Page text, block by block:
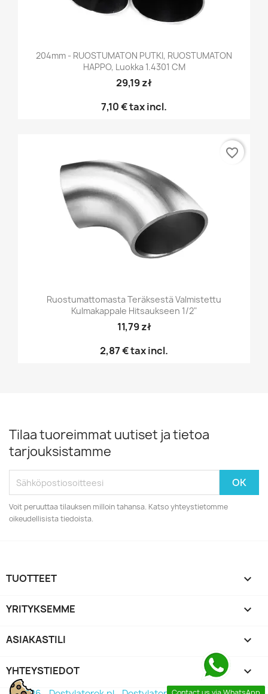
204mm - RUOSTUMATON PUTKI, RUOSTUMATON
HAPPO, Luokka 1.4301 CM
29,19 zł
7,10 €tax incl.
Ruostumattomasta Teräksestä Valmistettu
Kulmakappale Hitsaukseen 1/2"
11,79 zł
2,87 €tax incl.
favorite_border
Tilaa tuoreimmat uutiset ja tietoa
tarjouksistamme
Voit peruuttaa tilauksen milloin tahansa. Katso yhteystietomme
oikeudellisista tiedoista.
TUOTTEET 
YRITYKSEMME 
ASIAKASTILI 
YHTEYSTIEDOT keyboard_arrow_down